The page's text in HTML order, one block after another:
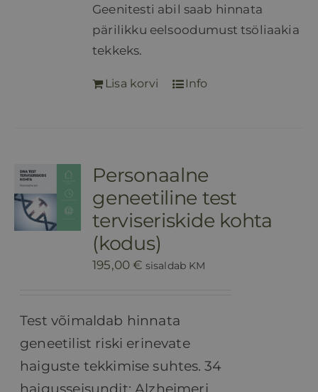
Geenitesti abil saab hinnata
pärilikku eelsoodumust tsöliaakia
tekkeks.
Lisa korvi Info
Personaalne
geneetiline test
terviseriskide kohta
(kodus)
195,00€ sisaldab KM
Test võimaldab hinnata
geneetilist riski erinevate
haiguste tekkimise suhtes. 34